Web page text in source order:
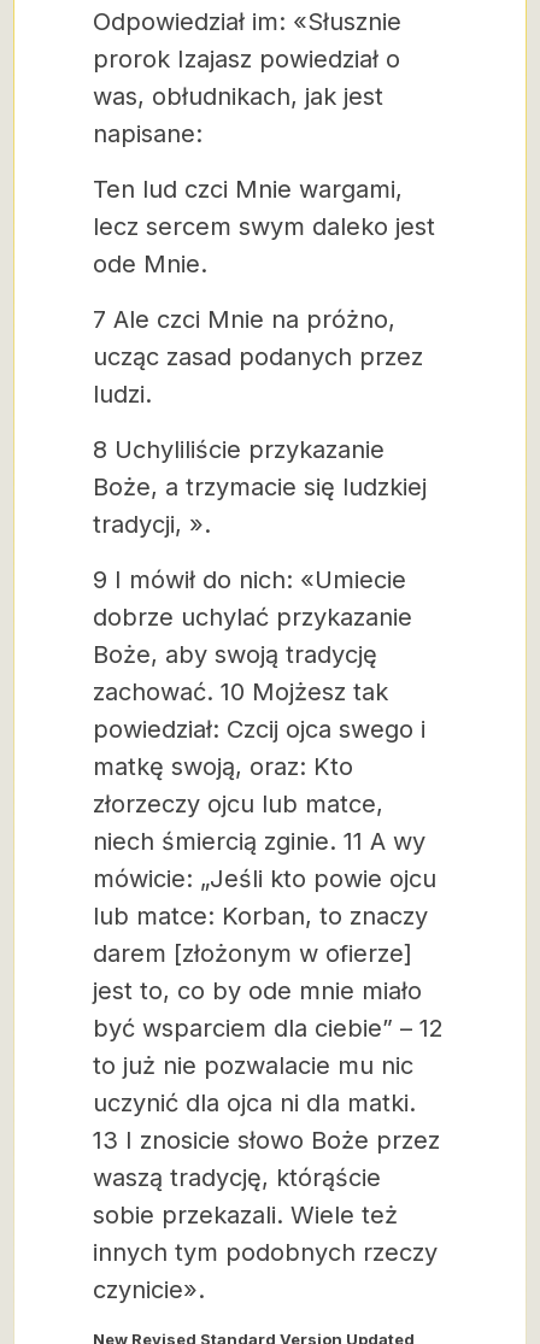
Odpowiedział im: «Słusznie
prorok Izajasz powiedział o
was, obłudnikach, jak jest
napisane:
Ten lud czci Mnie wargami,
lecz sercem swym daleko jest
ode Mnie.
7 Ale czci Mnie na próżno,
ucząc zasad podanych przez
ludzi.
8 Uchyliliście przykazanie
Boże, a trzymacie się ludzkiej
tradycji, ».
9 I mówił do nich: «Umiecie
dobrze uchylać przykazanie
Boże, aby swoją tradycję
zachować. 10 Mojżesz tak
powiedział: Czcij ojca swego i
matkę swoją, oraz: Kto
złorzeczy ojcu lub matce,
niech śmiercią zginie. 11 A wy
mówicie: „Jeśli kto powie ojcu
lub matce: Korban, to znaczy
darem [złożonym w ofierze]
jest to, co by ode mnie miało
być wsparciem dla ciebie” – 12
to już nie pozwalacie mu nic
uczynić dla ojca ni dla matki.
13 I znosicie słowo Boże przez
waszą tradycję, którąście
sobie przekazali. Wiele też
innych tym podobnych rzeczy
czynicie».
New Revised Standard Version Updated